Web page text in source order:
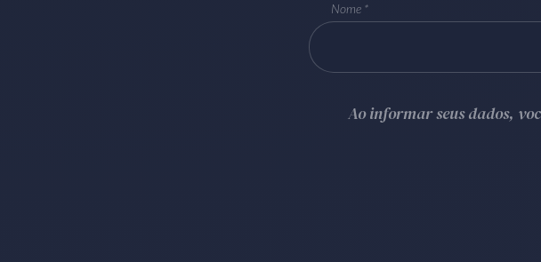
Nome
Ao informar seus dados,